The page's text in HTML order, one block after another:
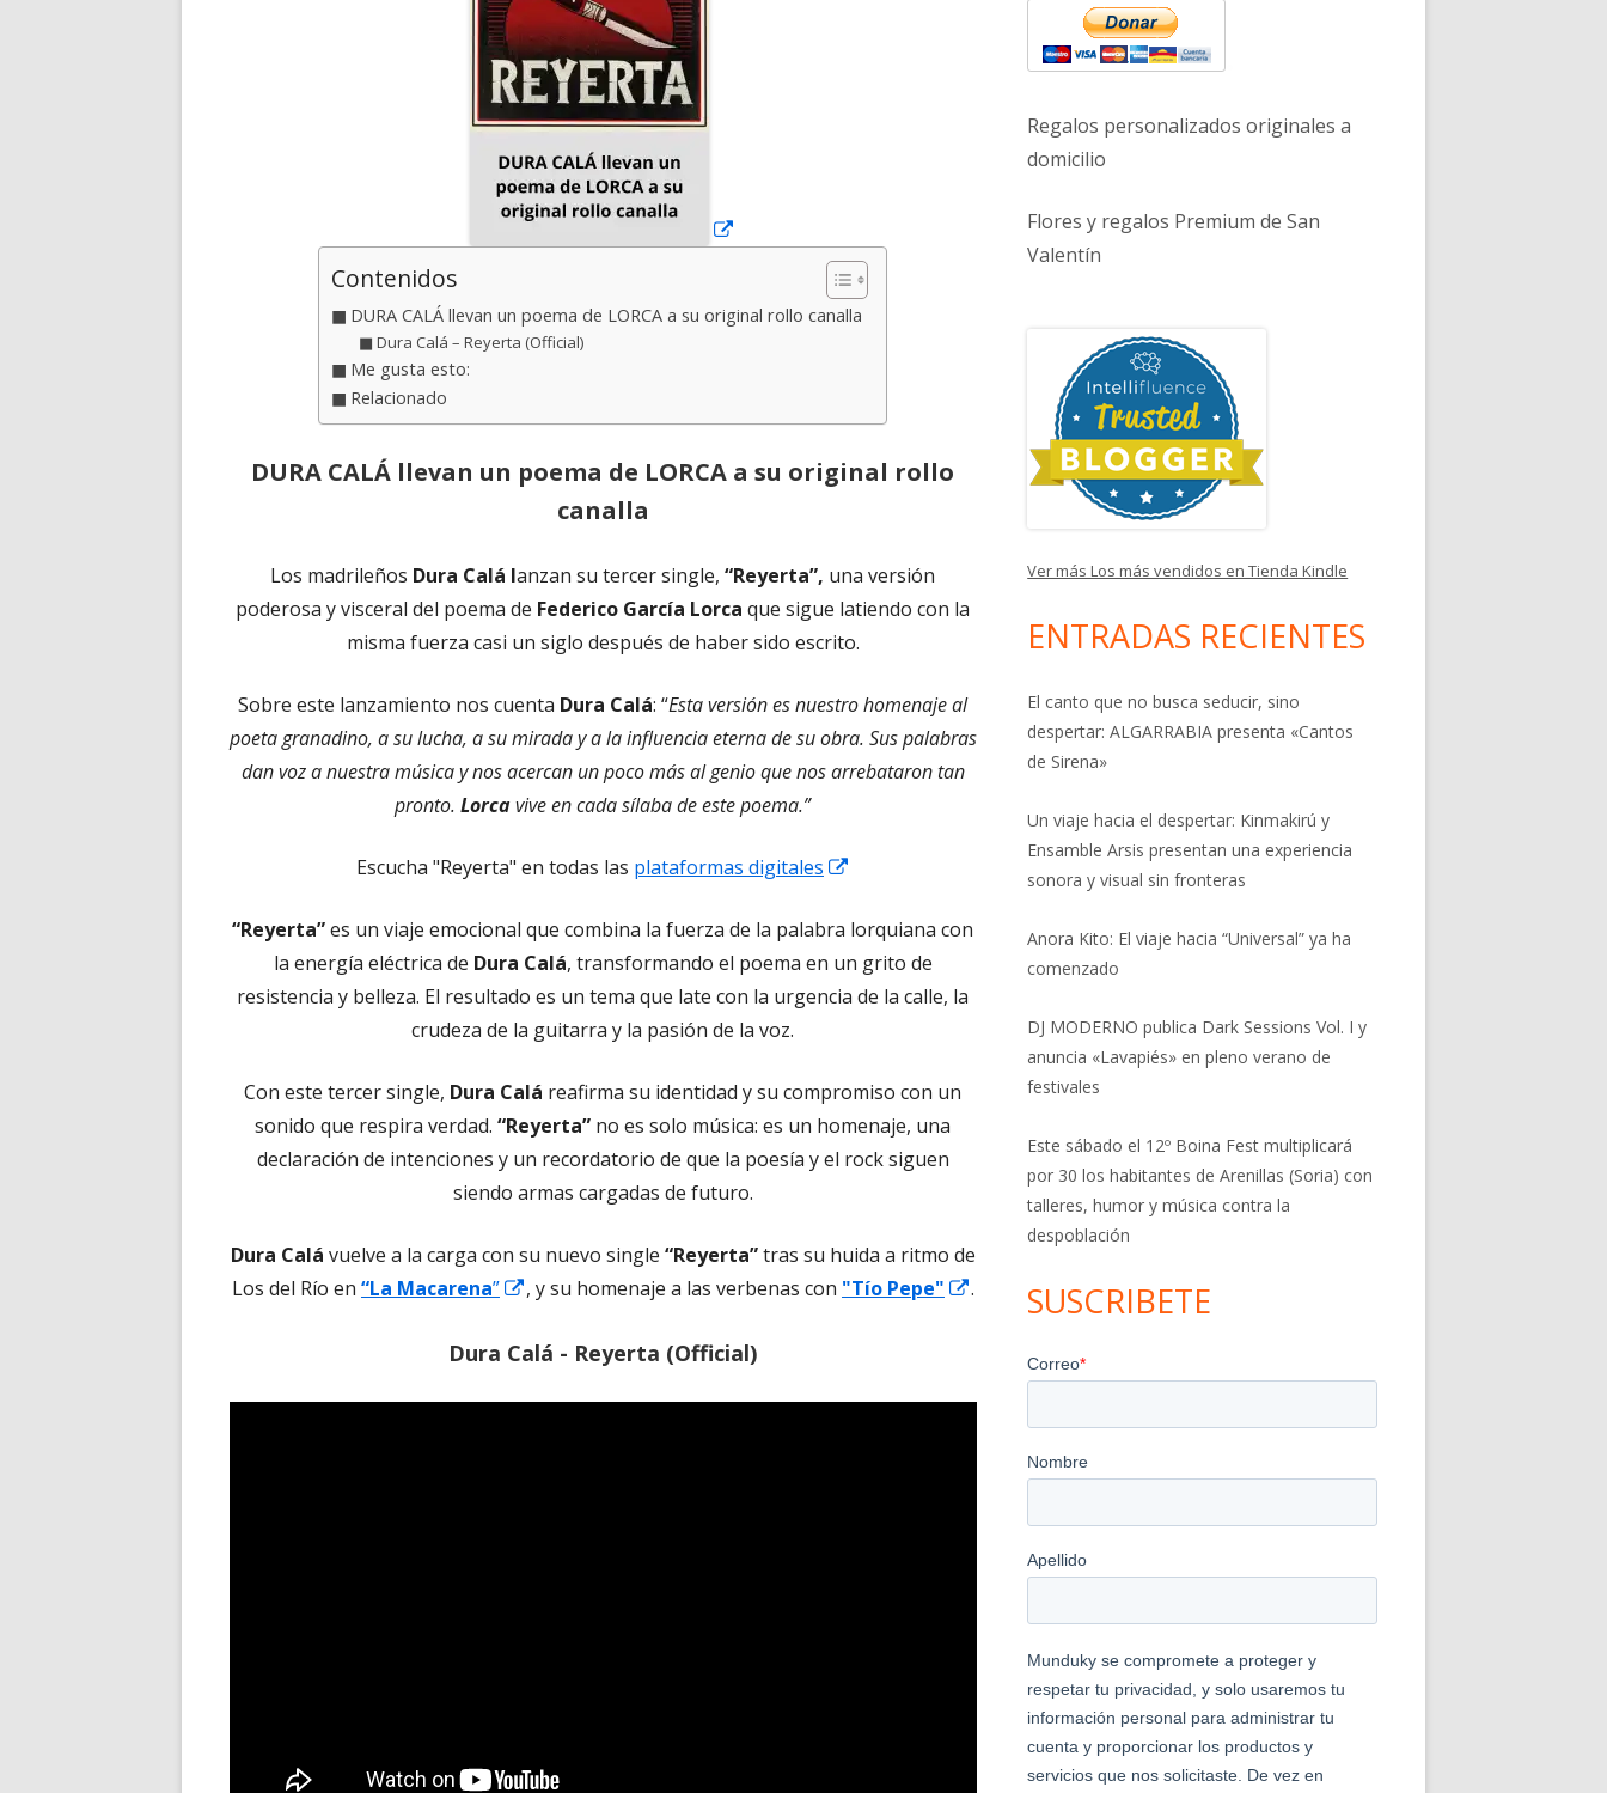
Contenidos
DURA CALÁ llevan un poema de LORCA a su original rollo canalla
Dura Calá – Reyerta (Official)
Me gusta esto:
Relacionado
DURA CALÁ llevan un poema de LORCA a su original rollo
canalla
Los madrileños Dura Calá lanzan su tercer single, “Reyerta”, una versión
poderosa y visceral del poema de Federico García Lorca que sigue latiendo con la
misma fuerza casi un siglo después de haber sido escrito.
Sobre este lanzamiento nos cuenta Dura Calá: “Esta versión es nuestro homenaje al
poeta granadino, a su lucha, a su mirada y a la influencia eterna de su obra. Sus palabras
dan voz a nuestra música y nos acercan un poco más al genio que nos arrebataron tan
pronto.Lorcavive en cada sílaba de este poema.”
Escucha "Reyerta" en todas las plataformas digitales
una
ventana
nueva
“Reyerta”es un viaje emocional que combina la fuerza de la palabra lorquiana con
la energía eléctrica de Dura Calá, transformando el poema en un grito de
resistencia y belleza. El resultado es un tema que late con la urgencia de la calle, la
crudeza de la guitarra y la pasión de la voz.
Con este tercer single, Dura Calá reafirma su identidad y su compromiso con un
sonido que respira verdad.“Reyerta” no es solo música: es un homenaje, una
declaración de intenciones y un recordatorio de que la poesía y el rock siguen
siendo armas cargadas de futuro.
Dura Calá vuelve a la carga con su nuevo single “Reyerta”tras su huida a ritmo de
Los del Río en “La Macarena”
Abrir
una
, y su homenaje a las verbenas con "Tío Pepe"
Abrir
ventana
.
Dura Calá - Reyerta (Official)
Regalos personalizados originales a
domicilio
Flores y regalos Premium de San
Valentín
Ver más Los más vendidos en Tienda Kindle
ENTRADAS RECIENTES
El canto que no busca seducir, sino
despertar: ALGARRABIA presenta «Cantos
de Sirena»
Un viaje hacia el despertar: Kinmakirú y
Ensamble Arsis presentan una experiencia
sonora y visual sin fronteras
Anora Kito: El viaje hacia “Universal” ya ha
comenzado
DJ MODERNO publica Dark Sessions Vol. I y
anuncia «Lavapiés» en pleno verano de
festivales
Este sábado el 12º Boina Fest multiplicará
por 30 los habitantes de Arenillas (Soria) con
talleres, humor y música contra la
despoblación
SUSCRIBETE